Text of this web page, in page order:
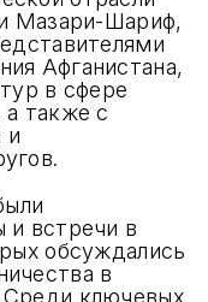
и Мазари-Шариф,
Афганистана,
в сфере
также с
и
и встречи в
обсуждались
в
ключевых